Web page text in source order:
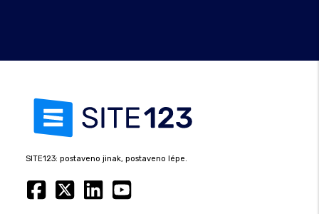
SITE123: postaveno jinak, postaveno lépe.